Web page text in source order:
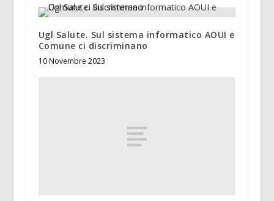
Ugl Salute. Sul sistema informatico AOUI e
Comune ci discriminano
10 Novembre 2023